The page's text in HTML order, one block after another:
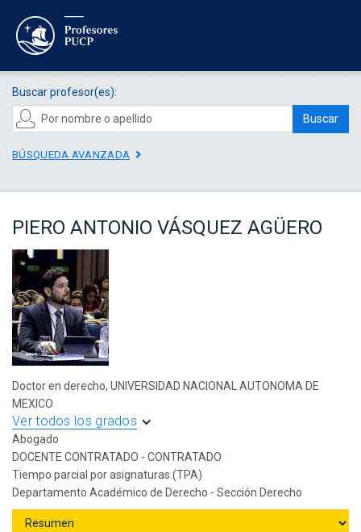
Buscar profesor(es):
Buscar
BÚSQUEDA AVANZADA
PIERO ANTONIO VÁSQUEZ AGÜERO
Doctor en derecho, UNIVERSIDAD NACIONAL AUTONOMA DE
MEXICO
Ver todos los grados
Abogado
DOCENTE CONTRATADO - CONTRATADO
Tiempo parcial por asignaturas (TPA)
Departamento Académico de Derecho - Sección Derecho